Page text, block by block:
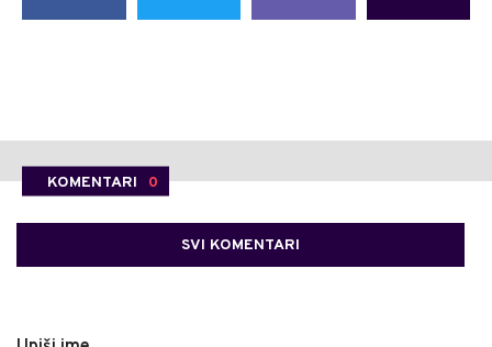
KOMENTARI 0
SVI KOMENTARI